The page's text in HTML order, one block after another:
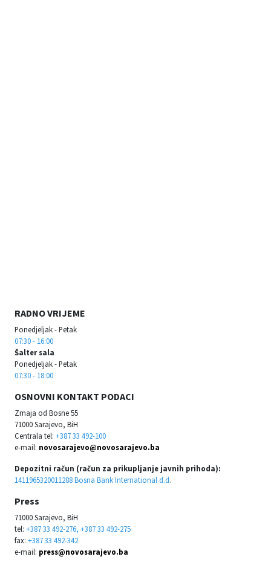
RADNO VRIJEME
Ponedjeljak - Petak
07:30 - 16:00
Šalter sala
Ponedjeljak - Petak
07:30 - 18:00
OSNOVNI KONTAKT PODACI
Zmaja od Bosne 55
71000 Sarajevo, BiH
Centrala tel: +387 33 492-100
e-mail: novosarajevo@novosarajevo.ba
Depozitni račun (račun za prikupljanje javnih prihoda):
1411965320011288 Bosna Bank International d.d.
Press
71000 Sarajevo, BiH
tel: +387 33 492-276, +387 33 492-275
fax: +387 33 492-342
e-mail: press@novosarajevo.ba